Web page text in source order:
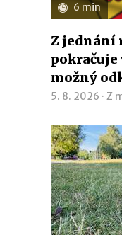
6 min
Z jednání
pokračuje
možný
5. 8. 2026 · Z